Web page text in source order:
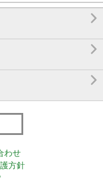



わせ
方針